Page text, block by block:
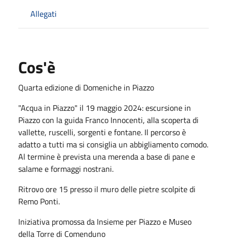
Allegati
Cos'è
Quarta edizione di Domeniche in Piazzo
"Acqua in Piazzo" il 19 maggio 2024: escursione in
Piazzo con la guida Franco Innocenti, alla scoperta di
vallette, ruscelli, sorgenti e fontane. Il percorso è
adatto a tutti ma si consiglia un abbigliamento comodo.
Al termine è prevista una merenda a base di pane e
salame e formaggi nostrani.
Ritrovo ore 15 presso il muro delle pietre scolpite di
Remo Ponti.
Iniziativa promossa da Insieme per Piazzo e Museo
della Torre di Comenduno